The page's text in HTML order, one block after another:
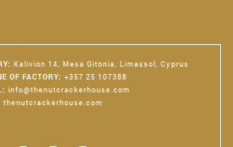
: Kalivion 14, Mesa Gitonia, Limassol, Cyprus
OF FACTORY: +357 25 107388
: info@thenutcrackerhouse.com
thenutcrackerhouse.com